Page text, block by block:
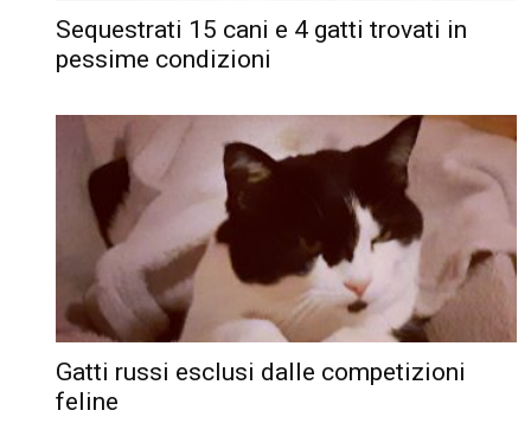
Sequestrati 15 cani e 4 gatti trovati in
pessime condizioni
Gatti russi esclusi dalle competizioni
feline